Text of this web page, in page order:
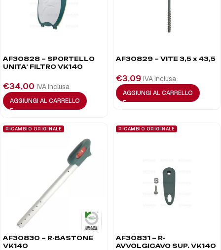
AF30828 – SPORTELLO
UNITA’ FILTRO VK140
€34,00 IVA inclusa
AGGIUNGI AL CARRELLO
AF30829 – VITE 3,5 x 43,5
€3,09 IVA inclusa
AGGIUNGI AL CARRELLO
RICAMBIO ORIGINALE
AF30830 – R-BASTONE
VK140
RICAMBIO ORIGINALE
AF30831 – R-
AVVOLGICAVO SUP. VK140